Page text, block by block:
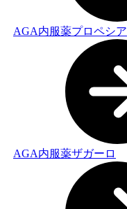
AGA内服薬プロペシア
AGA内服薬ザガーロ